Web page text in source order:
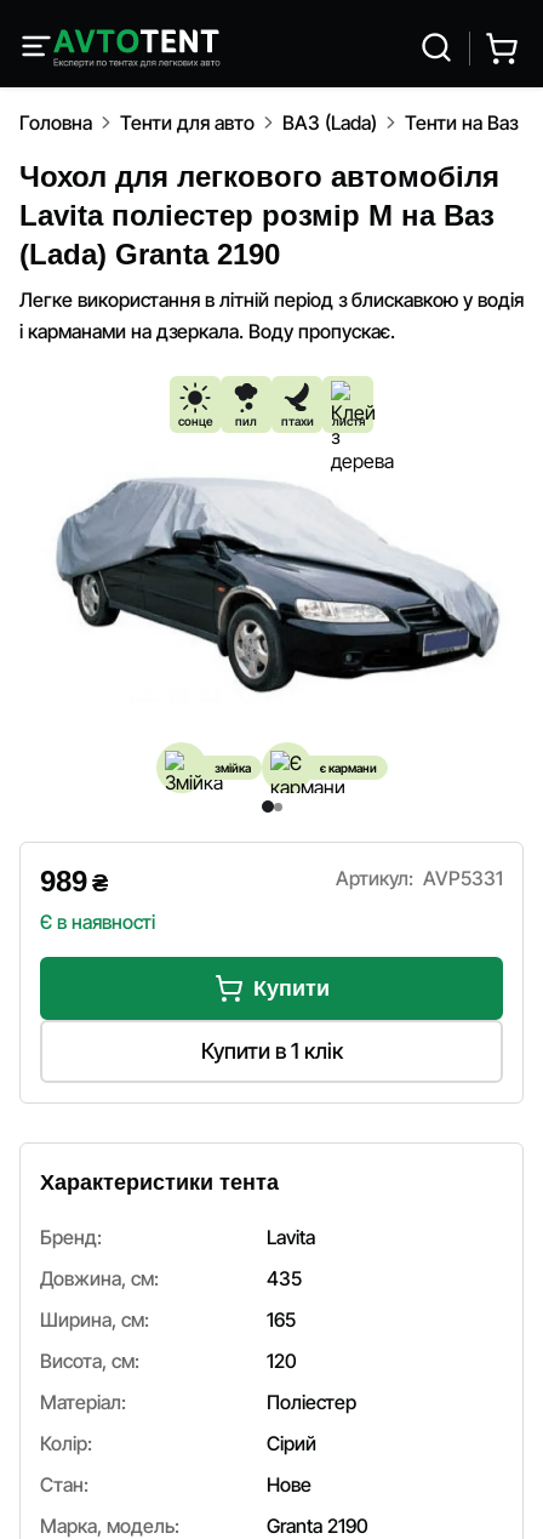
Головна Тенти для авто ВАЗ (Lada) Тенти на Ваз
Чохол для легкового автомобіля
Lavita поліестер розмір M на Ваз
(Lada) Granta 2190
Легке використання в літній період з блискавкою у водія
і карманами на дзеркала. Воду пропускає.
сонце пил птахи листя
змійка є кармани
989₴
Є в наявності
Артикул: AVP5331
Купити
Купити в 1 клік
Характеристики тента
Бренд:
Lavita
Довжина, см:
435
Ширина, см:
165
Висота, см:
120
Матеріал:
Поліестер
Колір:
Сірий
Стан:
Нове
Марка, модель:
Granta 2190